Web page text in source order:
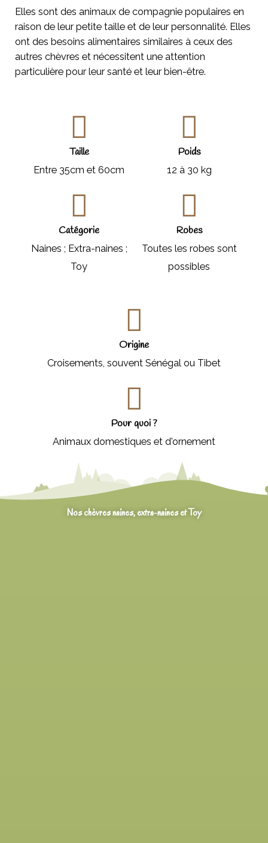
Elles sont des animaux de compagnie populaires en
raison de leur petite taille et de leur personnalité. Elles
ont des besoins alimentaires similaires à ceux des
autres chèvres et nécessitent une attention
particulière pour leur santé et leur bien-être.
Taille
Entre 35cm et 60cm
Catégorie
Naines ; Extra-naines ;
Toy
Poids
12 à 30 kg
Robes
Toutes les robes sont
possibles
Origine
Croisements, souvent Sénégal ou Tibet
Pour quoi ?
Animaux domestiques et d'ornement
Nos chèvres naines, extra-naines et Toy